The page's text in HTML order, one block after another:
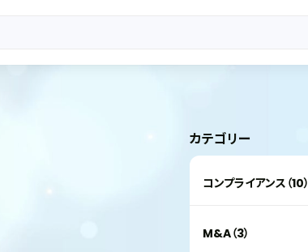
カテゴリー
コンプライアンス（10）
M&A（3）